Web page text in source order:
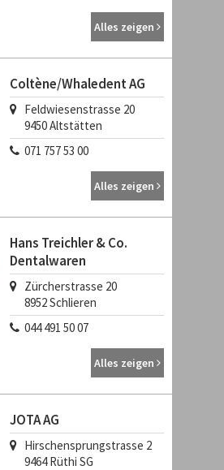
Alles zeigen
Coltène/Whaledent AG
Feldwiesenstrasse 20
9450Altstätten
071 757 53 00
Alles zeigen
Hans Treichler & Co.
Dentalwaren
Zürcherstrasse 20
8952Schlieren
044 491 50 07
Alles zeigen
JOTA AG
Hirschensprungstrasse 2
9464 Rüthi SG